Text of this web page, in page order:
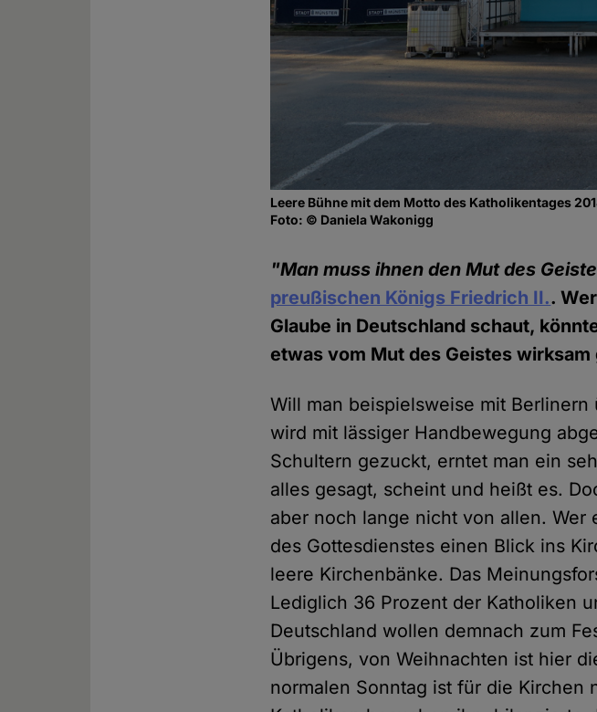
Leere Bühne mit dem Motto des Katholikentages
Foto: © Daniela Wakonigg
"Man muss ihnen den Mut des
preußischen Königs Friedrich II..
Glaube in Deutschland schaut,
etwas vom Mut des Geistes
Will man beispielsweise mit
wird mit lässiger Handbewegung
Schultern gezuckt, erntet man ein
alles gesagt, scheint und heißt es.
aber noch lange nicht von allen. Wer
des Gottesdienstes einen Blick ins
leere Kirchenbänke. Das
Lediglich 36 Prozent der Katholiken
Deutschland wollen demnach zum
Übrigens, von Weihnachten ist hier
normalen Sonntag ist für die Kirchen